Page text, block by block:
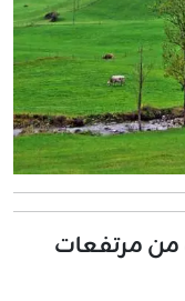
من مرتفعات